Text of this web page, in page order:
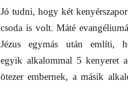
Jó tudni, hogy két
csoda is volt. Máté
Jézus egymás után említi,
egyik alkalommal 5 kenyeret
ötezer embernek, a másik